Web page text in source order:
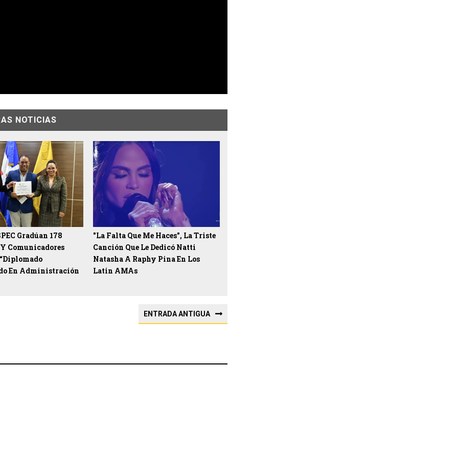
NOTICIAS
Gradúan 178
Comunicadores
En Administración
"La Falta Que Me Haces", La Triste
Canción Que Le Dedicó Natti
Natasha A Raphy Pina En Los
Latin AMAs
ENTRADA ANTIGUA